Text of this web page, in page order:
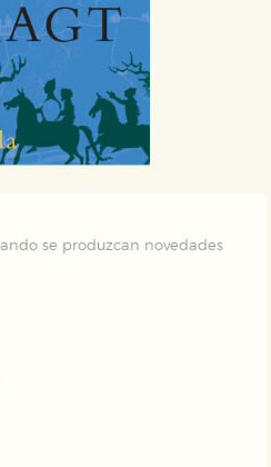
se produzcan novedades